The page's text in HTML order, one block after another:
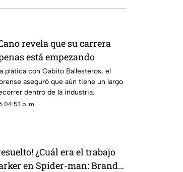
revela que su carrera
está empezando
plática con Gabito Ballesteros, el
aseguró que aún tiene un largo
dentro de la industria.
04:53 p. m.
¿Cuál era el trabajo
en Spider-man: Brand